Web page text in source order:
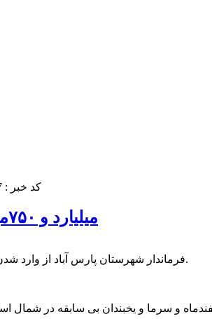
کد خبر : 24797
۸میلیارد و ۷۵۰میلیون ریال به کشاورزی پارس آباد خسارت وارد شد
فرماندار شهرستان پارس آباد از وارد شدن خسارت سنگین به ۱۰ هزار هکتار از اراضی کشت و زرع این شهرستان خبر داد.